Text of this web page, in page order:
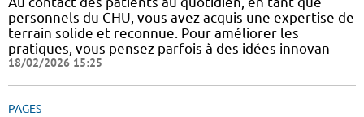
personnels du CHU, vous avez acquis une expertise de
terrain solide et reconnue. Pour améliorer les
pratiques, vous pensez parfois à des idées innovan
18/02/2026 15:25
PAGES